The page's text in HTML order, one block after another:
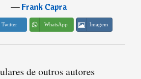
―Frank Capra
Twitter WhatsApp Imagem
de outros autores